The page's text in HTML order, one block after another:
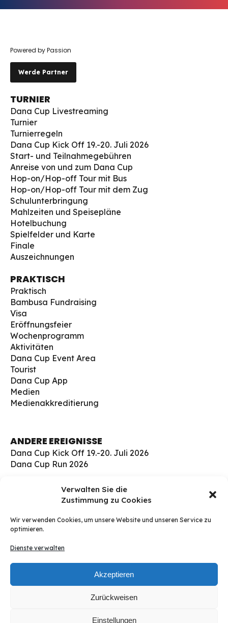
Verwalten Sie die
Zustimmung zu Cookies
Wir verwenden Cookies, um unsere Website und unseren Service zu
optimieren.
Dienste verwalten
Akzeptieren
Zurückweisen
Einstellungen
Powered by Passion
Werde Partner
TURNIER
Dana Cup Livestreaming
Turnier
Turnierregeln
Dana Cup Kick Off 19.-20. Juli 2026
Start- und Teilnahmegebühren
Anreise von und zum Dana Cup
Hop-on/Hop-off Tour mit Bus
Hop-on/Hop-off Tour mit dem Zug
Schulunterbringung
Mahlzeiten und Speisepläne
Hotelbuchung
Spielfelder und Karte
Finale
Auszeichnungen
PRAKTISCH
Praktisch
Bambusa Fundraising
Visa
Eröffnungsfeier
Wochenprogramm
Aktivitäten
Dana Cup Event Area
Tourist
Dana Cup App
Medien
Medienakkreditierung
ANDERE EREIGNISSE
Dana Cup Kick Off 19.-20. Juli 2026
Dana Cup Run 2026
FINDEN SIE UNS HIER
Børge Christensens Vej 5
9800 Hjørring
Dänemark
soccer@danacup.dk
+45 98 91 17 00
WhatsApp:
+45 30 94 23 22
Anweisungen bekommen